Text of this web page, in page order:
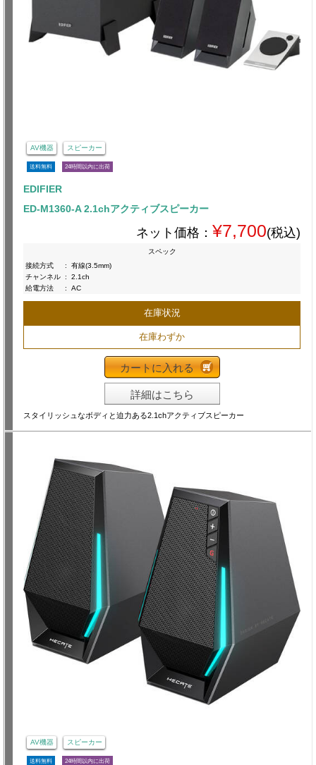
AV機器 スピーカー
送料無料 24時間以内に出荷
EDIFIER
ED-M1360-A 2.1chアクティブスピーカー
ネット価格： ¥7,700(税込)
スペック
接続方式
:
有線(3.5mm)
チャンネル :
2.1ch
給電方法
: AC
在庫状況
在庫わずか
カートに入れる
詳細はこちら
スタイリッシュなボディと迫力ある2.1chアクティブスピーカー
AV機器 スピーカー
送料無料 24時間以内に出荷